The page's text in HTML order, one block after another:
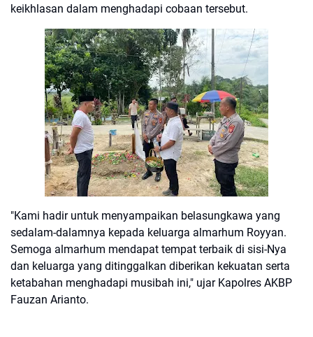
keikhlasan dalam menghadapi cobaan tersebut.
"Kami hadir untuk menyampaikan belasungkawa yang
sedalam-dalamnya kepada keluarga almarhum Royyan.
Semoga almarhum mendapat tempat terbaik di sisi-Nya
dan keluarga yang ditinggalkan diberikan kekuatan serta
ketabahan menghadapi musibah ini," ujar Kapolres AKBP
Fauzan Arianto.